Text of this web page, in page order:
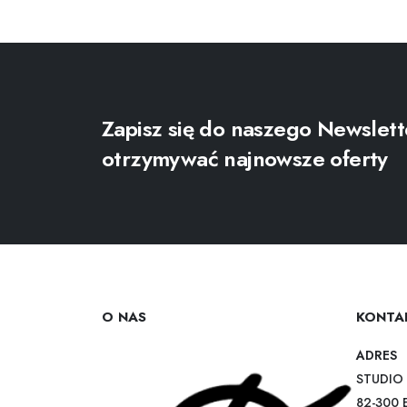
Zapisz się do naszego
otrzymywać najnowsze oferty
O NAS
ADRES
82-300